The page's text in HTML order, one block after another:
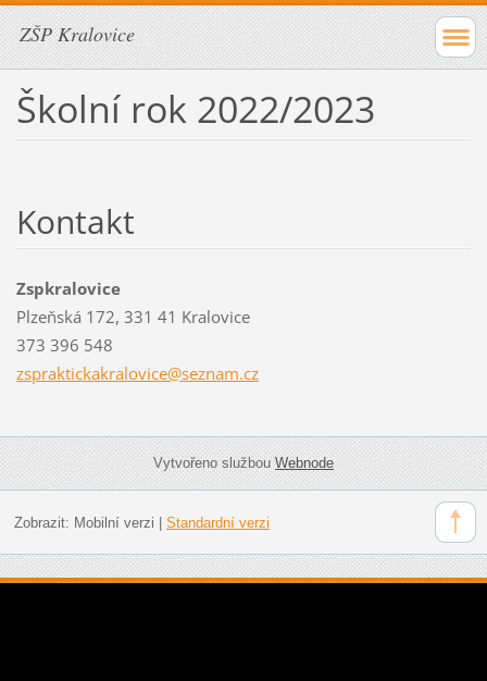
ZŠP Kralovice
Školní rok 2022/2023
Kontakt
Zspkralovice
Plzeňská 172, 331 41 Kralovice
373 396 548
zspraktickakralovice@seznam.cz
Vytvořeno službouWebnode
Zobrazit: Mobilní verzi Standardní verzi